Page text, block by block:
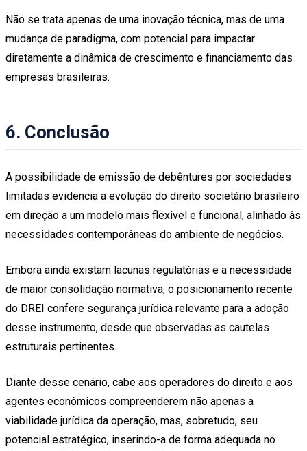
Não se trata apenas de uma inovação técnica, mas de uma
mudança de paradigma, com potencial para impactar
diretamente a dinâmica de crescimento e financiamento das
empresas brasileiras.
6. Conclusão
A possibilidade de emissão de debêntures por sociedades
limitadas evidencia a evolução do direito societário brasileiro
em direção a um modelo mais flexível e funcional, alinhado às
necessidades contemporâneas do ambiente de negócios.
Embora ainda existam lacunas regulatórias e a necessidade
de maior consolidação normativa, o posicionamento recente
do DREI confere segurança jurídica relevante para a adoção
desse instrumento, desde que observadas as cautelas
estruturais pertinentes.
Diante desse cenário, cabe aos operadores do direito e aos
agentes econômicos compreenderem não apenas a
viabilidade jurídica da operação, mas, sobretudo, seu
potencial estratégico, inserindo-a de forma adequada no